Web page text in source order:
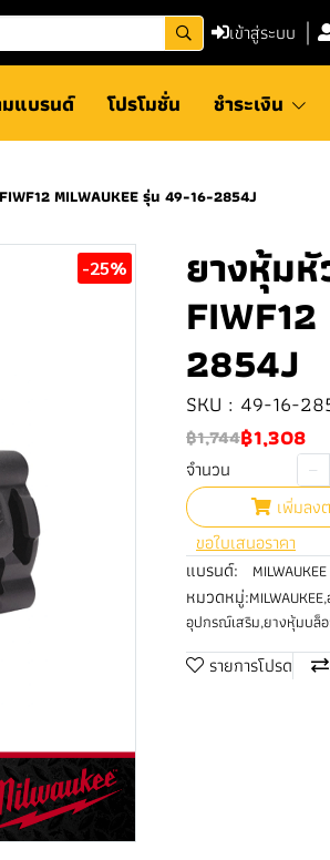
เข้าสู่ระบบ
แบรนด์ โปรโมชั่น ชำระเงิน
MILWAUKEE รุ่น 49-16-2854J
-25% ยางหุ้ม
2854J
SKU : 49-16-
฿1,744฿1,308
จำนวน
เพิ่มลง
ขอใบเสนอราคา
แบรนด์:
MILWAUKEE
หมวดหมู่:MILWAUKEE,
อุปกรณ์เสริม,ยางหุ้มบล็
รายการโปรด